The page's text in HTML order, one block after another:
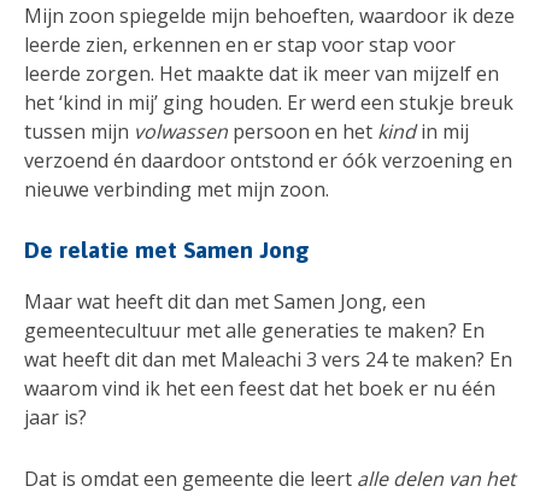
Mijn zoon spiegelde mijn behoeften, waardoor ik deze
leerde zien, erkennen en er stap voor stap voor
leerde zorgen. Het maakte dat ik meer van mijzelf en
het ‘kind in mij’ ging houden. Er werd een stukje breuk
tussen mijn volwassen persoon en het kindin mij
verzoend én daardoor ontstond er óók verzoening en
nieuwe verbinding met mijn zoon.
De relatie met Samen Jong
Maar wat heeft dit dan met Samen Jong, een
gemeentecultuur met alle generaties te maken? En
wat heeft dit dan met Maleachi 3 vers 24 te maken? En
waarom vind ik het een feest dat het boek er nu één
jaar is?
Dat is omdat een gemeente die leert alle delen van het